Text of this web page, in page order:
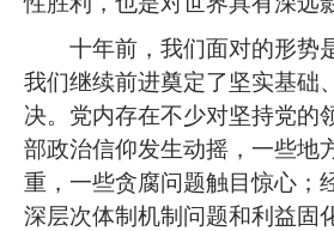
十年前，我们面对的形势
我们继续前进奠定了坚实基础
决。党内存在不少对坚持党的
部政治信仰发生动摇，一些地
重，一些贪腐问题触目惊心；
深层次体制机制问题和利益固